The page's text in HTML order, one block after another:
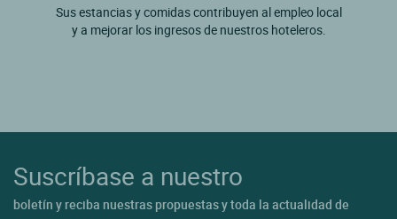
Sus estancias y comidas contribuyen al empleo local
y a mejorar los ingresos de nuestros hoteleros.
Suscríbase a nuestro
boletín y reciba nuestras propuestas y toda la actualidad de